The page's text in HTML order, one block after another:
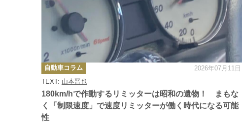
180km/hで作動するリミッターは昭和の遺物！ まもな
く「制限速度」で速度リミッターが働く時代になる可能
性
TEXT: 山本晋也
カ
テ
ゴ
リ
ー
自動車コラム 2026年07月11日